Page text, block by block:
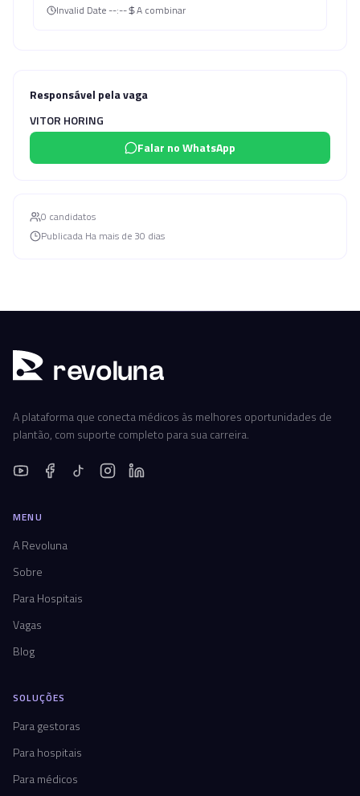
Invalid Date --:-- A combinar
Responsável pela vaga
VITOR HORING
Falar no WhatsApp
0 candidatos
Publicada Ha mais de 30 dias
revoluna
A plataforma que conecta médicos às melhores oportunidades de
plantão, com suporte completo para sua carreira.
MENU
A Revoluna
Sobre
Para Hospitais
Vagas
Blog
SOLUÇÕES
Para gestoras
Para hospitais
Para médicos